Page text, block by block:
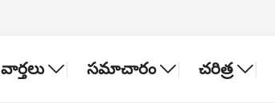
వార్తలు సమాచారం చరిత్ర